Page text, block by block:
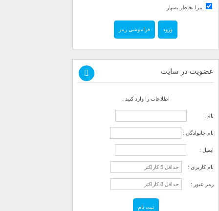
مرا بخاطر بسپار
فراموشی رمز
عضویت در سایت
اطلاعات را وارد کنید .
نام :
نام خانوادگی :
ایمیل :
نام کاربری :
رمز عبور :